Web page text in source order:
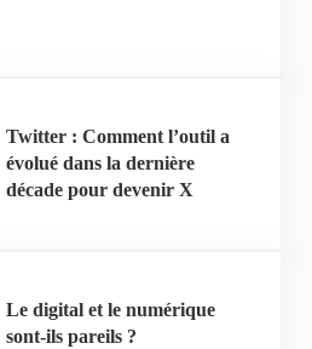
Twitter : Comment l’outil a
évolué dans la dernière
décade pour devenir X
Le digital et le numérique
sont-ils pareils ?